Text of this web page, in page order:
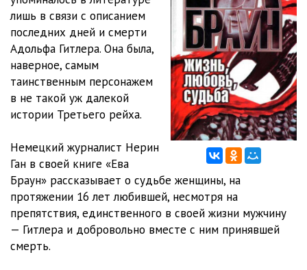
00008 Двор в Оберзальцберге 25:27
00009 Один день в ''Гранд - отеле'' 26:17
00010 Дом на Вассербургерштрассе 11:31
00011 Было ли покушение в Неаполе 36:39
30:07
00013 ''Валькирия''
00014 ''Чаперль''
00015 Tea for two 11:28
00016 Портрет Дориана Грея
лишь в связи с описанием
последних дней и смерти
Адольфа Гитлера. Она была,
наверное, самым
таинственным персонажем
в не такой уж далекой
истории Третьего рейха.
Немецкий журналист Нерин
Ган в своей книге «Ева
Браун» рассказывает о судьбе женщины, на
протяжении 16 лет любившей, несмотря на
препятствия, единственного в своей жизни мужчину
— Гитлера и добровольно вместе с ним принявшей
смерть.